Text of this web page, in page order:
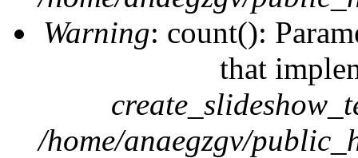
Warning: count():
that
/home/anaegzgv/